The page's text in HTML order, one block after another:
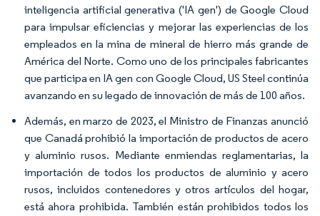
inteligencia artificial generativa ('IA gen') de Google Cloud
para impulsar eficiencias y mejorar las experiencias de los
empleados en la mina de mineral de hierro más grande de
América del Norte. Como uno de los principales fabricantes
que participa en IA gen con Google Cloud, US Steel continúa
avanzando en su legado de innovación de más de 100 años.
Además, en marzo de 2023, el Ministro de Finanzas anunció
que Canadá prohibió la importación de productos de acero
y aluminio rusos. Mediante enmiendas reglamentarias, la
importación de todos los productos de aluminio y acero
rusos, incluidos contenedores y otros artículos del hogar,
está ahora prohibida. También están prohibidos todos los